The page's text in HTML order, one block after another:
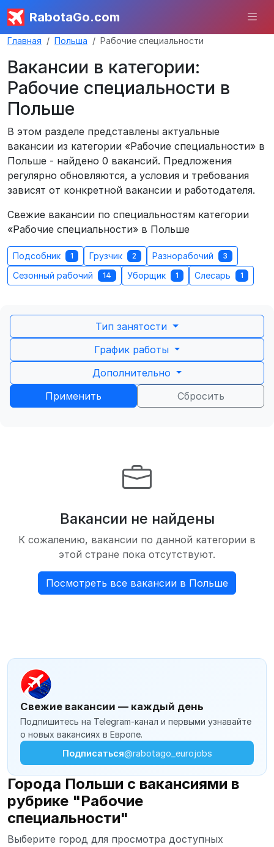
RabotaGo.com
Главная Польша Рабочие специальности
Вакансии в категории:
Рабочие специальности в
Польше
В этом разделе представлены актуальные
вакансии из категории «Рабочие специальности» в
Польше - найдено 0 вакансий. Предложения
регулярно обновляются, а условия и требования
зависят от конкретной вакансии и работодателя.
Свежие вакансии по специальностям категории
«Рабочие специальности» в Польше
Подсобник 1 Грузчик 2 Разнорабочий 3
Сезонный рабочий 14 Уборщик 1 Слесарь 1
Тип занятости
График работы
Дополнительно
Применить
Сбросить
Вакансии не найдены
К сожалению, вакансии по данной категории в
этой стране пока отсутствуют.
Посмотреть все вакансии в Польше
Свежие вакансии — каждый день
Подпишитесь на Telegram-канал и первыми узнавайте
о новых вакансиях в Европе.
Подписаться@rabotago_eurojobs
Города Польши с вакансиями в
рубрике "Рабочие
специальности"
Выберите город для просмотра доступных